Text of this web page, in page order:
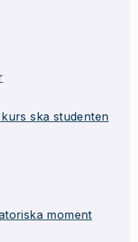
ska studenten
moment